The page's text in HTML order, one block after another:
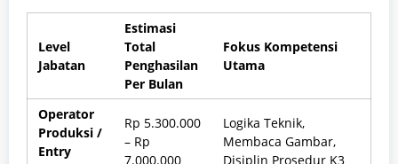
Level
Jabatan
Estimasi
Total
Penghasilan
Per Bulan
Fokus Kompetensi
Utama
Operator
Produksi /
Entry
Rp 5.300.000
– Rp
7.000.000
Logika Teknik,
Membaca Gambar,
Disiplin Prosedur K3